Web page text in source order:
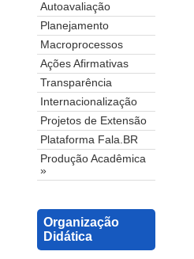
Autoavaliação
Planejamento
Macroprocessos
Ações Afirmativas
Transparência
Internacionalização
Projetos de Extensão
Plataforma Fala.BR
Produção Acadêmica
»
Organização
Didática